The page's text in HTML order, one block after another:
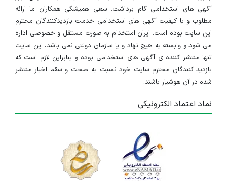
آگهی های استخدامی گام برداشت. سعی همیشگی همکاران ما ارائه
مطلوب و با کیفیت آگهی های استخدامی خدمت بازدیدکنندگان محترم
این سایت بوده است. ایران استخدام به صورت مستقل و خصوصی اداره
می شود و وابسته به هیچ نهاد و یا سازمان دولتی نمی باشد، این سایت
تنها منتشر کننده ی آگهی های استخدامی بوده و بنابراین لازم است که
بازدید کنندگان محترم سایت خود نسبت به صحت و سقم اخبار منتشر
شده در آن هوشیار باشند.
نماد اعتماد الکترونیکی